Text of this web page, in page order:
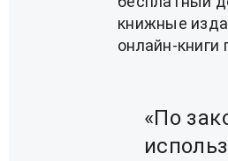
книжные
онлайн-книги
«По